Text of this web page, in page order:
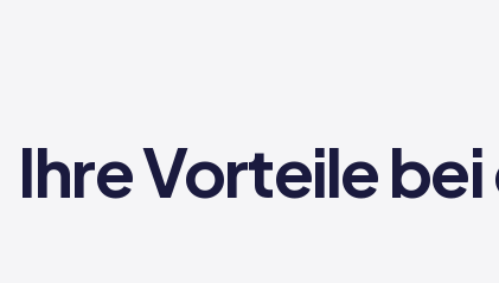
Ihre Vorteile